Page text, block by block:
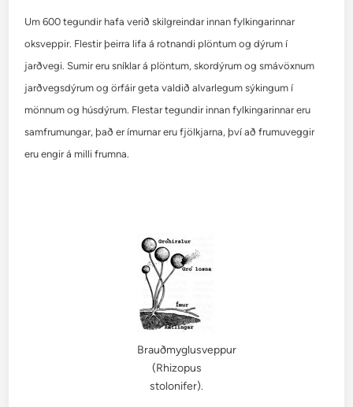
Um 600 tegundir hafa verið skilgreindar innan fylkingarinnar
oksveppir. Flestir þeirra lifa á rotnandi plöntum og dýrum í
jarðvegi. Sumir eru sníklar á plöntum, skordýrum og smávöxnum
jarðvegsdýrum og örfáir geta valdið alvarlegum sýkingum í
mönnum og húsdýrum. Flestar tegundir innan fylkingarinnar eru
samfrumungar, það er ímurnar eru fjölkjarna, því að frumuveggir
eru engir á milli frumna.
Brauðmyglusveppur
(Rhizopus
stolonifer).